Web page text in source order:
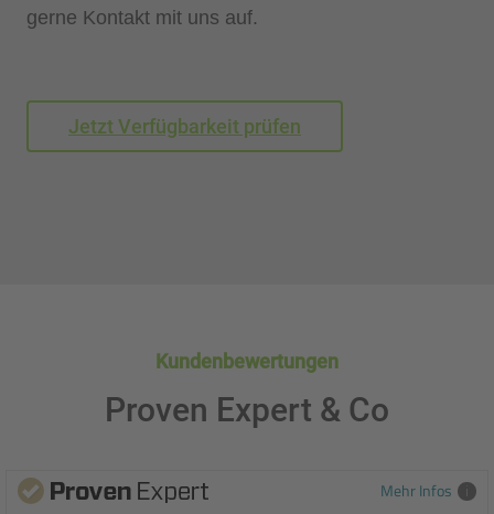
gerne Kontakt mit uns auf.
Jetzt Verfügbarkeit prüfen
Kundenbewertungen
Proven Expert & Co
Mehr Infos